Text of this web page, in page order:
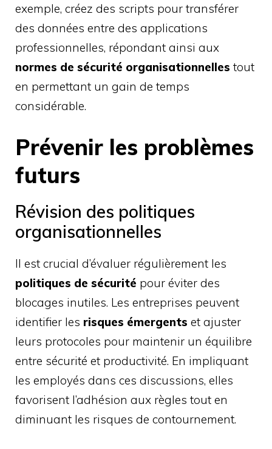
exemple, créez des scripts pour transférer
des données entre des applications
professionnelles, répondant ainsi aux
normes de sécurité organisationnelles tout
en permettant un gain de temps
considérable.
Prévenir les problèmes
futurs
Révision des politiques
organisationnelles
Il est crucial d’évaluer régulièrement les
politiques de sécurité pour éviter des
blocages inutiles. Les entreprises peuvent
identifier les risques émergents et ajuster
leurs protocoles pour maintenir un équilibre
entre sécurité et productivité. En impliquant
les employés dans ces discussions, elles
favorisent l’adhésion aux règles tout en
diminuant les risques de contournement.